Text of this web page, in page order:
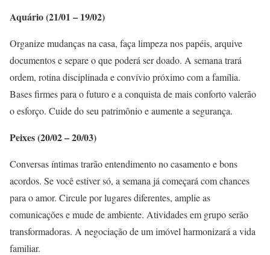
Aquário (21/01 – 19/02)
Organize mudanças na casa, faça limpeza nos papéis, arquive
documentos e separe o que poderá ser doado. A semana trará
ordem, rotina disciplinada e convívio próximo com a família.
Bases firmes para o futuro e a conquista de mais conforto valerão
o esforço. Cuide do seu patrimônio e aumente a segurança.
Peixes (20/02 – 20/03)
Conversas íntimas trarão entendimento no casamento e bons
acordos. Se você estiver só, a semana já começará com chances
para o amor. Circule por lugares diferentes, amplie as
comunicações e mude de ambiente. Atividades em grupo serão
transformadoras. A negociação de um imóvel harmonizará a vida
familiar.